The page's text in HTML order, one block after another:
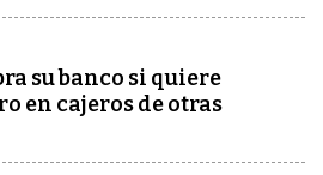
su banco si quiere
en cajeros de otras